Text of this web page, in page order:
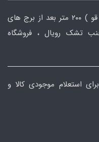
شعبه دوم : مازندران ، سلمانشهر (متل قو ) ۲۰۰ متر بعد از برج های
تشک رویال ، فروشگاه
استعلام موجودی کالا و